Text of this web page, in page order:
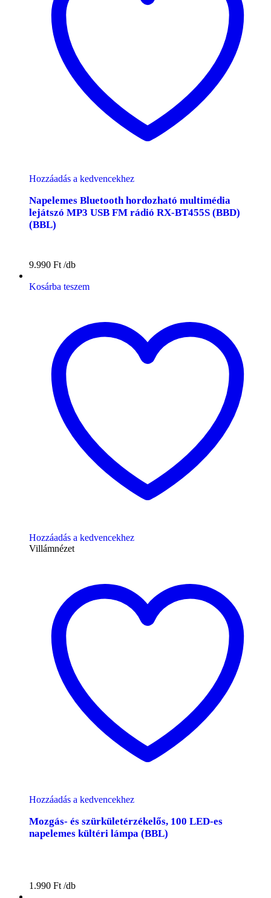
Hozzáadás a kedvencekhez
Napelemes Bluetooth hordozható multimédia
lejátszó MP3 USB FM rádió RX-BT455S (BBD)
(BBL)
9.990 Ft
Kosárba teszem
Hozzáadás a kedvencekhez
Villámnézet
Hozzáadás a kedvencekhez
Mozgás- és szürkületérzékelős, 100 LED-es
napelemes kültéri lámpa (BBL)
1.990 Ft